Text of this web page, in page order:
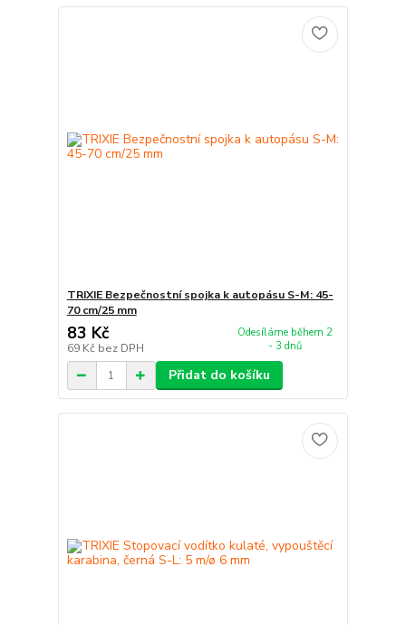
TRIXIE Bezpečnostní spojka k autopásu S-M: 45-
70 cm/25 mm
83 Kč
69 Kč bez DPH
Odesíláme během 2
- 3 dnů
Přidat do košíku